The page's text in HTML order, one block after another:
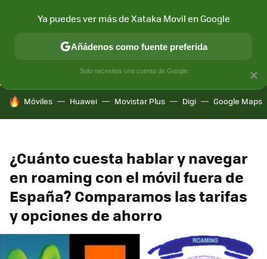
CONECTIVIDAD MÓVIL Y SOCIEDAD APLICACIONES
HOY SE HABLA DE
Móviles Huawei Movistar Plus Digi Google Maps
¿Cuánto cuesta hablar y navegar
en roaming con el móvil fuera de
España? Comparamos las tarifas
y opciones de ahorro
×
Ya puedes ver más de Xataka Movil en Google
Añádenos como fuente preferida
Solo necesitas una cuenta de Google